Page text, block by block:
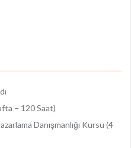
– 120 Saat)
Danışmanlığı Kursu (4